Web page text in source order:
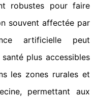
robustes pour faire
souvent affectée par
artificielle peut
plus accessibles
les zones rurales et
permettant aux